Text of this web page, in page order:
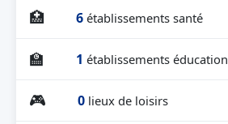
🏥 6 établissements santé
🏫 1 établissements éducation
🎮 0 lieux de loisirs